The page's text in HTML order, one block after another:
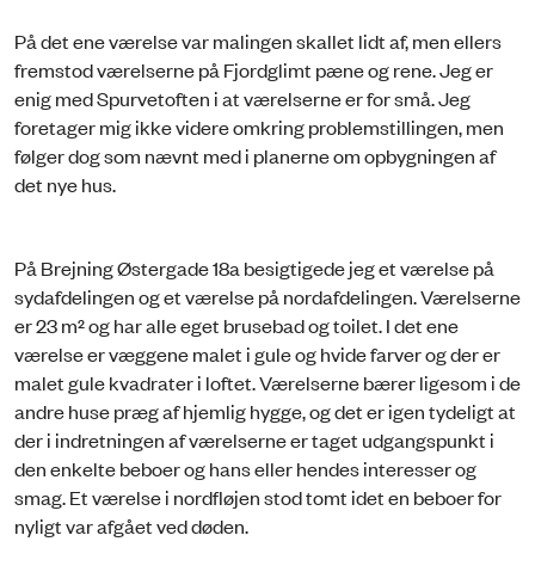
På det ene værelse var malingen skallet lidt af, men ellers
fremstod værelserne på Fjordglimt pæne og rene. Jeg er
enig med Spurvetoften i at værelserne er for små. Jeg
foretager mig ikke videre omkring problemstillingen, men
følger dog som nævnt med i planerne om opbygningen af
det nye hus.
På Brejning Østergade 18a besigtigede jeg et værelse på
sydafdelingen og et værelse på nordafdelingen. Værelserne
er 23 m² og har alle eget brusebad og toilet. I det ene
værelse er væggene malet i gule og hvide farver og der er
malet gule kvadrater i loftet. Værelserne bærer ligesom i de
andre huse præg af hjemlig hygge, og det er igen tydeligt at
der i indretningen af værelserne er taget udgangspunkt i
den enkelte beboer og hans eller hendes interesser og
smag. Et værelse i nordfløjen stod tomt idet en beboer for
nyligt var afgået ved døden.